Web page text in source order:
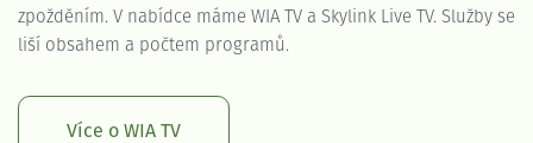
zpožděním. V nabídce máme WIA TV a Skylink Live TV. Služby se
liší obsahem a počtem programů.
Více o WIA TV